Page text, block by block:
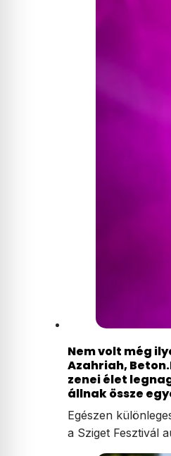
Nem volt még
Azahriah,
zenei élet
állnak össze
Egészen
a Sziget Fesztivál